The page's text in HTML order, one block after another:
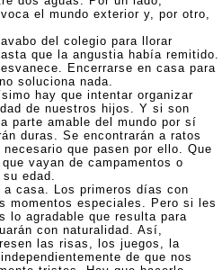
el mundo exterior y, por otro,
del colegio para llorar
que la angustia había remitido.
Encerrarse en casa para
soluciona nada.
hay que intentar organizar
de nuestros hijos. Y si son
parte amable del mundo por sí
duras. Se encontrarán a ratos
que pasen por ello. Que
vayan de campamentos o
edad.
casa. Los primeros días con
momentos especiales. Pero si les
lo agradable que resulta para
con naturalidad. Así,
las risas, los juegos, la
de que nos